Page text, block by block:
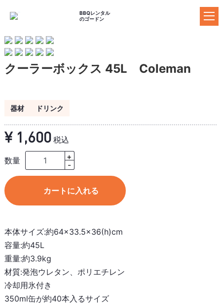
BBQレンタル
のゴードン
ゴードンのBBQレンタル
BBQ場の案内
施設の特長からBBQ場を探す
マップからBBQ場を探す
おすすめBBQ場
よくある質問
クーラーボックス 45L Coleman
器材 ドリンク
¥ 1,600 税込
数量
+
-
カートに入れる
本体サイズ:約64×33.5×36(h)cm
容量:約45L
重量:約3.9kg
材質:発泡ウレタン、ポリエチレン
冷却用氷付き
350ml缶が約40本入るサイズ